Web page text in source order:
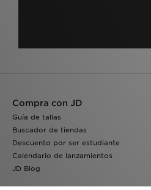
Compra con JD
Guía de tallas
Buscador de tiendas
Descuento por ser estudiante
Calendario de lanzamientos
JD Blog